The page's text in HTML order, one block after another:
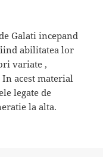
Galati incepand
abilitatea lor
variate ,
acest material
legate de
la alta.
porumbeilor